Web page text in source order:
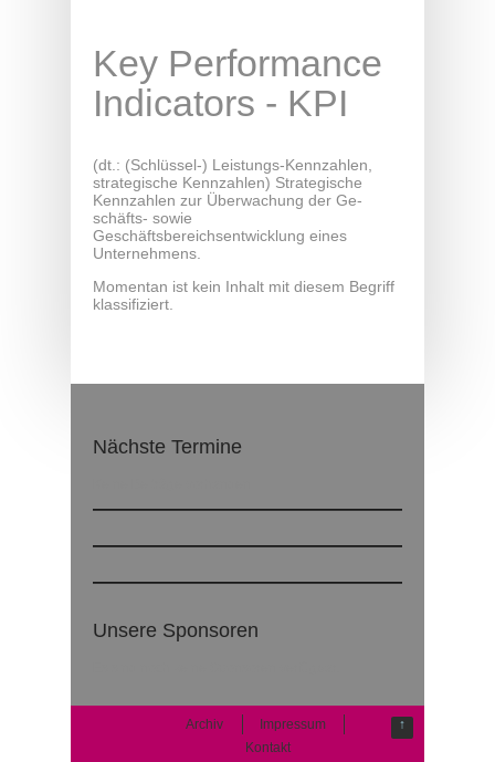
Key Performance
Indicators - KPI
(dt.: (Schlüssel-) Leistungs-Kennzahlen,
strategische Kennzahlen) Strategische
Kennzahlen zur Überwachung der Ge-
schäfts- sowie
Geschäftsbereichsentwicklung eines
Unternehmens.
Momentan ist kein Inhalt mit diesem Begriff
klassifiziert.
Nächste Termine
Unsere Sponsoren
↑
Archiv
Impressum
Kontakt